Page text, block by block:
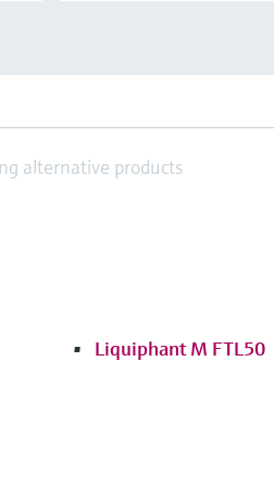
alternative products
Liquiphant M FTL50